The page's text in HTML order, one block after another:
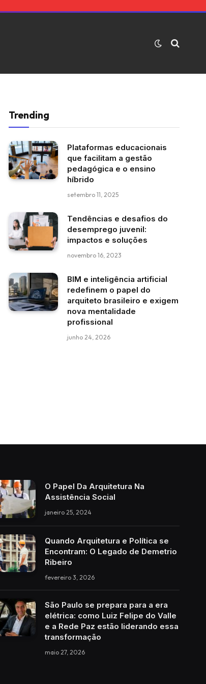
Trending
Plataformas educacionais
que facilitam a gestão
pedagógica e o ensino
híbrido
setembro 11, 2025
Tendências e desafios do
desemprego juvenil:
impactos e soluções
novembro 16, 2023
BIM e inteligência artificial
redefinem o papel do
arquiteto brasileiro e exigem
nova mentalidade
profissional
junho 24, 2026
O Papel Da Arquitetura Na
Assistência Social
janeiro 25, 2024
Quando Arquitetura e Política se
Encontram: O Legado de Demetrio
Ribeiro
fevereiro 3, 2026
São Paulo se prepara para a era
elétrica: como Luiz Felipe do Valle
e a Rede Paz estão liderando essa
transformação
maio 27, 2026